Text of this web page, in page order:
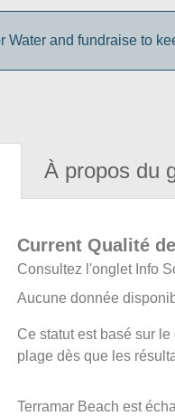
Water and fundraise to
À propos du
Current Qualité
Consultez l'onglet Info
Aucune donnée
Ce statut est basé sur
plage dès que les
Terramar Beach est